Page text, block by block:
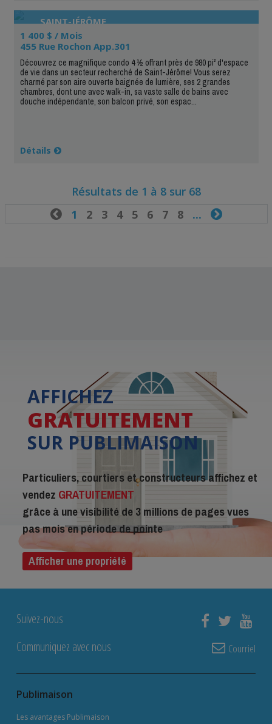
SAINT-JÉRÔME
1 400 $ / Mois
455 Rue Rochon App.301
Découvrez ce magnifique condo 4 ½ offrant près de 980 pi² d'espace
de vie dans un secteur recherché de Saint-Jérôme! Vous serez
charmé par son aire ouverte baignée de lumière, ses 2 grandes
chambres, dont une avec walk-in, sa vaste salle de bains avec
douche indépendante, son balcon privé, son espac...
Détails
Résultats de 1 à 8 sur 68
1 2 3 4 5 6 7 8... 
AFFICHEZ
GRATUITEMENT
SUR PUBLIMAISON
Particuliers, courtiers et constructeurs affichez et
vendez GRATUITEMENT
grâce à une visibilité de 3 millions de pages vues
pas mois en période de pointe
Afficher une propriété
Suivez-nous
Communiquez avec nous
Courriel
Publimaison
Les avantages Publimaison